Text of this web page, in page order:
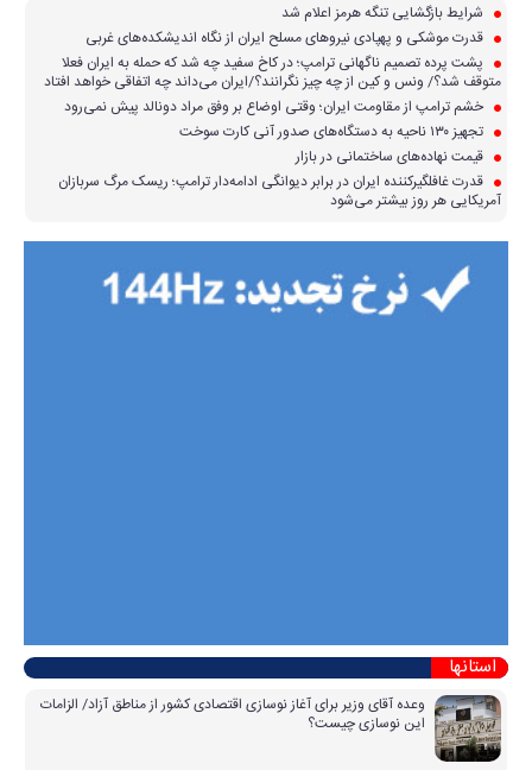
شرایط بازگشایی تنگه هرمز اعلام شد
قدرت موشکی و پهپادی نیرو‌های مسلح ایران از نگاه اندیشکده‌های غربی
پشت پرده تصمیم ناگهانی ترامپ؛ در کاخ سفید چه شد که حمله به ایران فعلا
متوقف شد؟/ ونس و کین از چه چیز نگرانند؟/ایران می‌داند چه اتفاقی خواهد افتاد
خشم ترامپ از مقاومت ایران؛ وقتی اوضاع بر وفق مراد دونالد پیش نمی‌رود
تجهیز ۱۳۰ ناحیه به دستگاه‌های صدور آنی کارت سوخت
قیمت نهاده‌های ساختمانی در بازار
قدرت غافلگیرکننده ایران در برابر دیوانگی ادامه‌دار ترامپ؛ ریسک مرگ سربازان
آمریکایی هر روز بیشتر می‌شود
استانها
وعده آقای وزیر برای آغاز نوسازی اقتصادی کشور از مناطق آزاد/ الزامات
این نوسازی چیست؟